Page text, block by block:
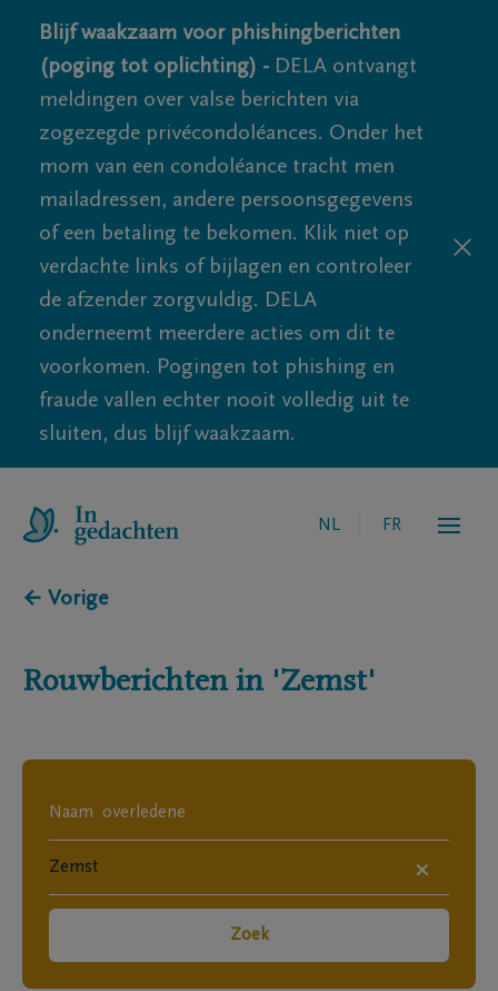
Blijf waakzaam voor phishingberichten
(poging tot oplichting) - DELA ontvangt
meldingen over valse berichten via
zogezegde privécondoléances. Onder het
mom van een condoléance tracht men
mailadressen, andere persoonsgegevens
of een betaling te bekomen. Klik niet op
verdachte links of bijlagen en controleer
de afzender zorgvuldig. DELA
onderneemt meerdere acties om dit te
voorkomen. Pogingen tot phishing en
fraude vallen echter nooit volledig uit te
sluiten, dus blijf waakzaam.
NL FR
← Vorige
Rouwberichten in 'Zemst'
×
Zoek